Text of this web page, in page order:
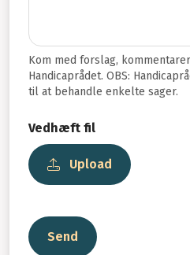
Kom med forslag,
Handicaprådet. OBS:
til at behandle enkelte sager.
Vedhæft fil
Upload
Send